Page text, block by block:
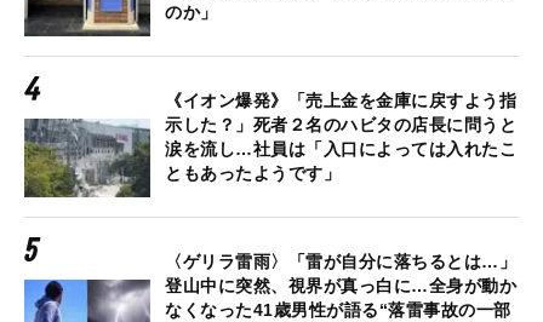
のか」
《イオン爆発》「売上金を金庫に戻すよう指
示した？」死者２名のハビタの店長に問うと
涙を流し…社員は「入口によっては入れたこ
ともあったようです」
〈ゲリラ雷雨〉「雷が自分に落ちるとは…」
登山中に突然、視界が真っ白に…全身が動か
なくなった41歳男性が語る“落雷事故の一部